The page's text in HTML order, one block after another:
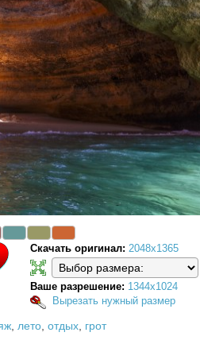
лето отдых грот
Скачать оригинал: 2048x1365
Ваше разрешение: 1344x1024
Вырезать нужный размер